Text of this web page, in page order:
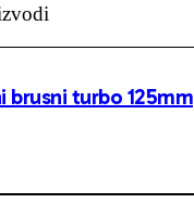
brusni turbo 125mm